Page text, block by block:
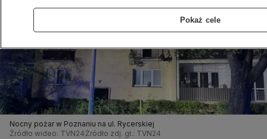
Nocny pożar w Poznaniu na ul. Rycerskiej
Źródło wideo: TVN24 Źródło zdj. gł.: TVN24
Pokaż cele